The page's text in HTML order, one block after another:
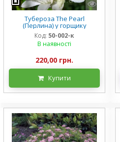
Тубероза The Pearl
(Перлина) у горщику
Код: 50-002-к
В наявності
220,00 грн.
Купити